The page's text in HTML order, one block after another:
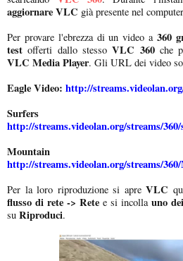
aggiornare VLC già presente nel
Per provare l'ebrezza di un video a 360
test offerti dallo stessoVLC 360che
VLC Media Player. Gli URL dei video
Eagle Video: http://
Surfers
http://streams.videolan.org/streams/
Mountain
http://streams.videolan.org/streams/
Per la loro riproduzione si apreVLC
flusso di rete -> Rete e si incolla uno
su Riproduci.